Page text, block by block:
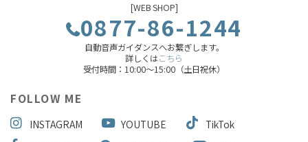
[WEB SHOP]
0877-86-1244
自動音声ガイダンスへお繋ぎします。
詳しくはこちら
受付時間：10:00～15:00（土日祝休）
FOLLOW ME
INSTAGRAM YOUTUBE
TikTok